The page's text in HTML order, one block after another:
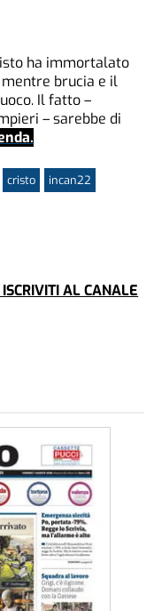
ha immortalato
brucia e il
Il fatto –
– sarebbe di
cristo
incan22
AL CANALE